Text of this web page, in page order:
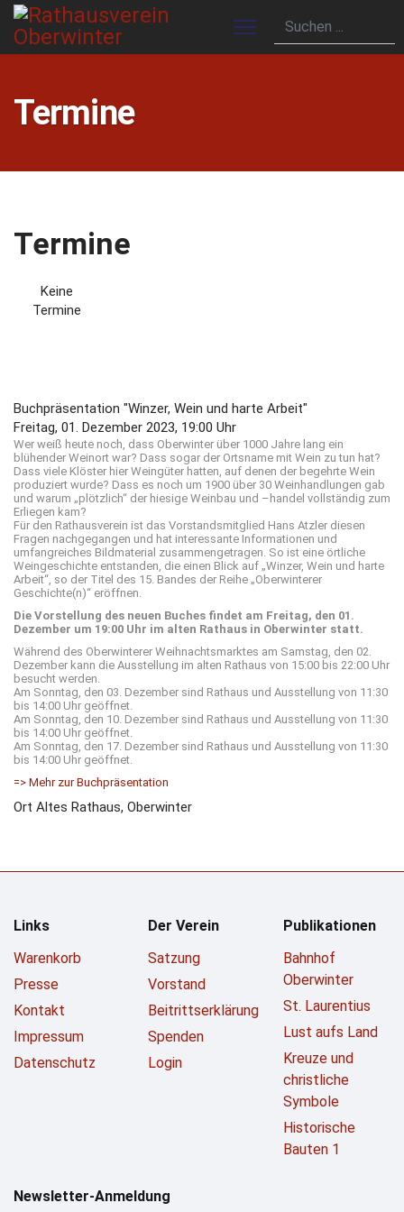
Termine
Termine
Keine
Termine
Buchpräsentation "Winzer, Wein und harte Arbeit"
Freitag, 01. Dezember 2023, 19:00 Uhr
Wer weiß heute noch, dass Oberwinter über 1000 Jahre lang ein
blühender Weinort war? Dass sogar der Ortsname mit Wein zu tun hat?
Dass viele Klöster hier Weingüter hatten, auf denen der begehrte Wein
produziert wurde? Dass es noch um 1900 über 30 Weinhandlungen gab
und warum „plötzlich“ der hiesige Weinbau und –handel vollständig zum
Erliegen kam?
Für den Rathausverein ist das Vorstandsmitglied Hans Atzler diesen
Fragen nachgegangen und hat interessante Informationen und
umfangreiches Bildmaterial zusammengetragen. So ist eine örtliche
Weingeschichte entstanden, die einen Blick auf „Winzer, Wein und harte
Arbeit“, so der Titel des 15. Bandes der Reihe „Oberwinterer
Geschichte(n)“ eröffnen.
Die Vorstellung des neuen Buches findet am Freitag, den 01.
Dezember um 19:00 Uhr im alten Rathaus in Oberwinter statt.
Während des Oberwinterer Weihnachtsmarktes am Samstag, den 02.
Dezember kann die Ausstellung im alten Rathaus von 15:00 bis 22:00 Uhr
besucht werden.
Am Sonntag, den 03. Dezember sind Rathaus und Ausstellung von 11:30
bis 14:00 Uhr geöffnet.
Am Sonntag, den 10. Dezember sind Rathaus und Ausstellung von 11:30
bis 14:00 Uhr geöffnet.
Am Sonntag, den 17. Dezember sind Rathaus und Ausstellung von 11:30
bis 14:00 Uhr geöffnet.
=> Mehr zur Buchpräsentation
Ort Altes Rathaus, Oberwinter
Links
Warenkorb
Presse
Kontakt
Impressum
Datenschutz
Der Verein
Satzung
Vorstand
Beitrittserklärung
Spenden
Login
Publikationen
Bahnhof
Oberwinter
St. Laurentius
Lust aufs Land
Kreuze und
christliche
Symbole
Historische
Bauten 1
Newsletter-Anmeldung